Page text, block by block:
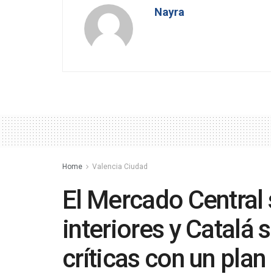
Nayra
Home Valencia Ciudad
El Mercado
interiores y Catalá
críticas con un